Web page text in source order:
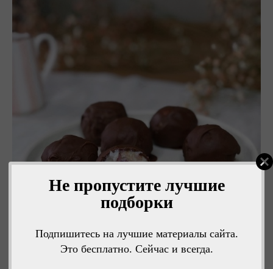
Не пропустите лучшие
подборки
Подпишитесь на лучшие материалы сайта.
Это бесплатно. Сейчас и всегда.